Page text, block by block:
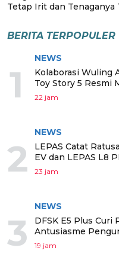
Tetap Irit dan Tenaganya
BERITA TERPOPULER
1
NEWS
Kolaborasi Wuling
Toy Story 5 Resmi
22 jam
2
NEWS
LEPAS Catat
EV dan LEPAS L8
23 jam
3
NEWS
DFSK E5 Plus Curi
Antusiasme
19 jam